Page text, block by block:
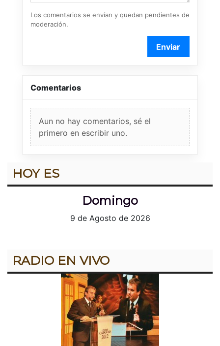
Los comentarios se envían y quedan pendientes de
moderación.
Enviar
Comentarios
Aun no hay comentarios, sé el
primero en escribir uno.
HOY ES
Domingo
9 de Agosto de 2026
RADIO EN VIVO